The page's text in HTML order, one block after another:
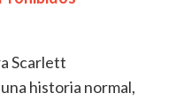
Scarlett
historia normal,